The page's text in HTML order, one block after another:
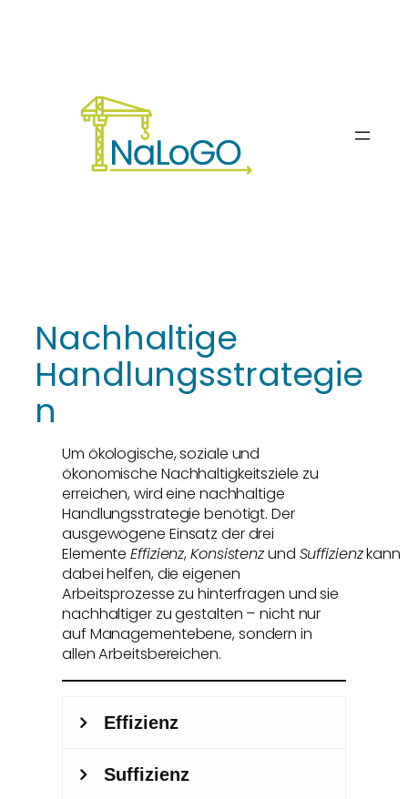
Nachhaltige
Handlungsstrategie
n
Um ökologische, soziale und
ökonomische Nachhaltigkeitsziele zu
erreichen, wird eine nachhaltige
Handlungsstrategie benötigt. Der
ausgewogene Einsatz der drei
ElementeEffizienz,Konsistenzund Suffizienzkann
dabei helfen, die eigenen
Arbeitsprozesse zu hinterfragen und sie
nachhaltiger zu gestalten – nicht nur
auf Managementebene, sondern in
allen Arbeitsbereichen.